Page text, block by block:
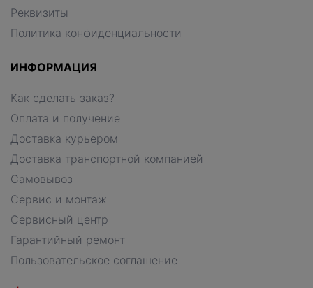
Реквизиты
Политика конфиденциальности
ИНФОРМАЦИЯ
Как сделать заказ?
Оплата и получение
Доставка курьером
Доставка транспортной компанией
Самовывоз
Сервис и монтаж
Сервисный центр
Гарантийный ремонт
Пользовательское соглашение